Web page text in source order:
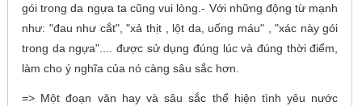
gói trong da ngựa ta cũng vui lòng.- Với những động từ mạnh
như: "đau như cắt", "xả thịt , lột da, uống máu" , "xác này gói
trong da ngựa".... được sử dụng đúng lúc và đúng thời điểm,
làm cho ý nghĩa của nó càng sâu sắc hơn.
=> Một đoạn văn hay và sâu sắc thể hiện tình yêu nước